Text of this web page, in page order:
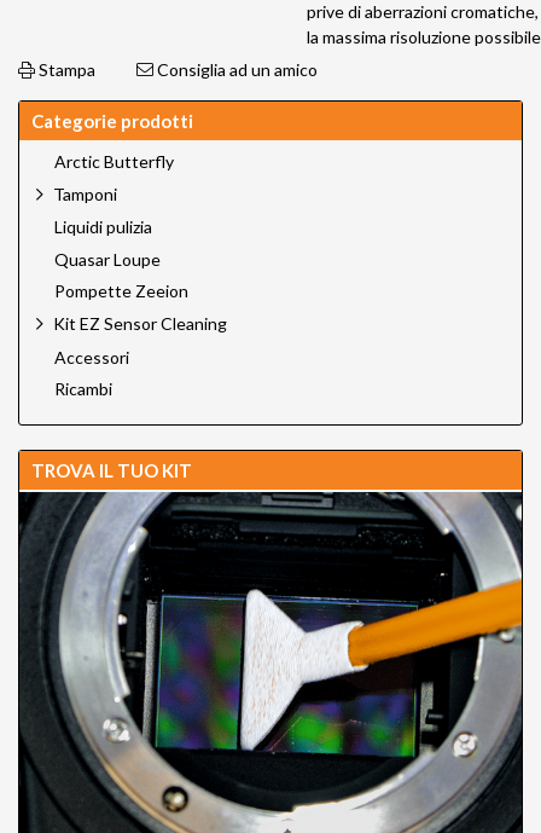
prive di aberrazioni
la massima risoluzione
Stampa
Consiglia ad un amico
Categorie prodotti
Arctic Butterfly
Tamponi
Liquidi pulizia
Quasar Loupe
Pompette Zeeion
Kit EZ Sensor Cleaning
Accessori
Ricambi
TROVA IL TUO KIT